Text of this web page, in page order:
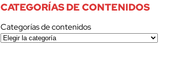
CATEGORÍAS DE CONTENIDOS
Categorías de contenidos